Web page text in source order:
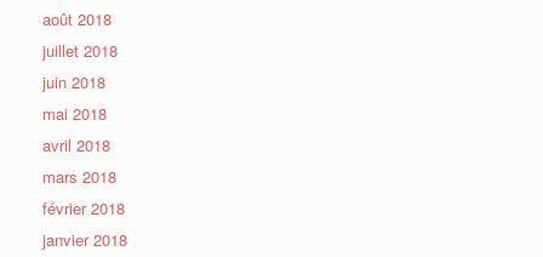
août 2018
juillet 2018
juin 2018
mai 2018
avril 2018
mars 2018
février 2018
janvier 2018